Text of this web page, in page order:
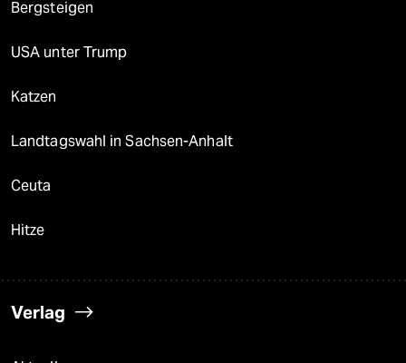
Bergsteigen
USA unter Trump
Katzen
Landtagswahl in Sachsen-Anhalt
Ceuta
Hitze
Verlag